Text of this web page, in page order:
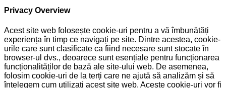
Privacy Overview
Acest site web folosește cookie-uri pentru a vă îmbunătăți
experiența în timp ce navigați pe site. Dintre acestea, cookie-
urile care sunt clasificate ca fiind necesare sunt stocate în
browser-ul dvs., deoarece sunt esențiale pentru funcționarea
funcționalităților de bază ale site-ului web. De asemenea,
folosim cookie-uri de la terți care ne ajută să analizăm și să
înțelegem cum utilizați acest site web. Aceste cookie-uri vor fi